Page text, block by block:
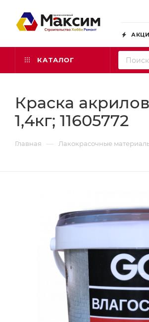
КАТАЛОГ
Краска
1,4кг; 11605772
Главная — Лакокрасочные